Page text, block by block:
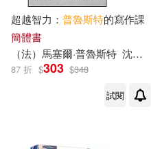
超越智力： 普魯斯特的寫作課
簡體書
（法） 馬塞爾·普魯斯特 沈志明
87 折 $303 $348
試閱